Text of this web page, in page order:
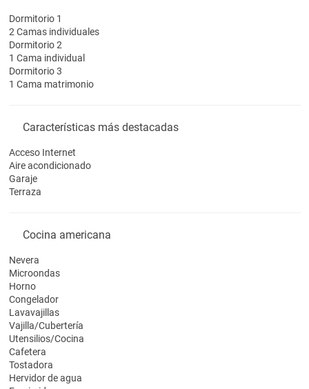
Dormitorio 1
2 Camas individuales
Dormitorio 2
1 Cama individual
Dormitorio 3
1 Cama matrimonio
Características más destacadas
Acceso Internet
Aire acondicionado
Garaje
Terraza
Cocina americana
Nevera
Microondas
Horno
Congelador
Lavavajillas
Vajilla/Cubertería
Utensilios/Cocina
Cafetera
Tostadora
Hervidor de agua